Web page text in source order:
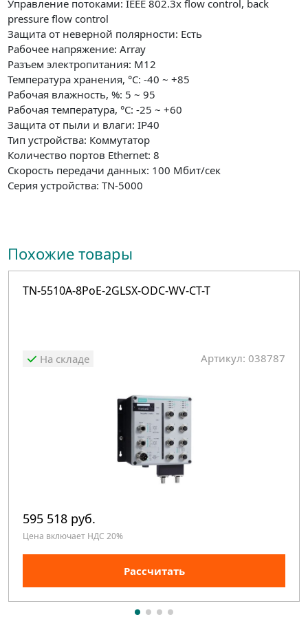
Управление потоками: IEEE 802.3x flow control, back
pressure flow control
Защита от неверной полярности: Есть
Рабочее напряжение: Array
Разъем электропитания: M12
Температура хранения, °C: -40 ~ +85
Рабочая влажность, %: 5 ~ 95
Рабочая температура, °C: -25 ~ +60
Защита от пыли и влаги: IP40
Тип устройства: Коммутатор
Количество портов Ethernet: 8
Скорость передачи данных: 100 Мбит/сек
Серия устройства: TN-5000
Похожие товары
TN-5510A-8PoE-2GLSX-ODC-WV-CT-T
На складе Артикул: 038787
595 518 руб.
Цена включает НДС 20%
Рассчитать